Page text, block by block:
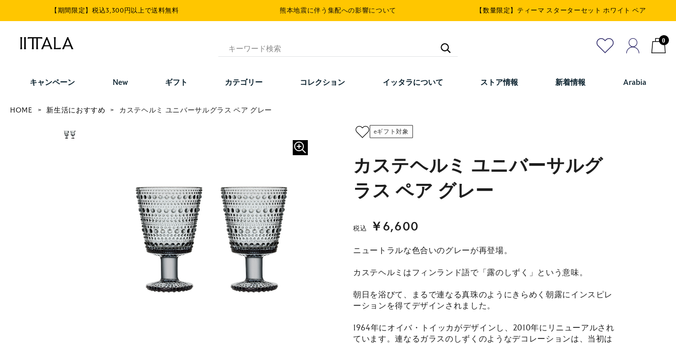
【期間限定】税込3,300円以上で送料無料 熊本地震に伴う集配への影響について 【数量限定】ティーマ スターターセット ホワイト ペア
0
キャンペーン New ギフト カテゴリー コレクション イッタラについて ストア情報 新着情報 Arabia
HOME 新生活におすすめ カステヘルミ ユニバーサルグラス ペア グレー
eギフト対象
カステヘルミ ユニバーサルグ
ラス ペア グレー
税込 ￥6,600
ニュートラルな色合いのグレーが再登場。
カステヘルミはフィンランド語で「露のしずく」という意味。
朝日を浴びて、まるで連なる真珠のようにきらめく朝露にインスピレ
ーションを得てデザインされました。
1964年にオイバ・トイッカがデザインし、2010年にリニューアルされ
ています。連なるガラスのしずくのようなデコレーションは、当初は